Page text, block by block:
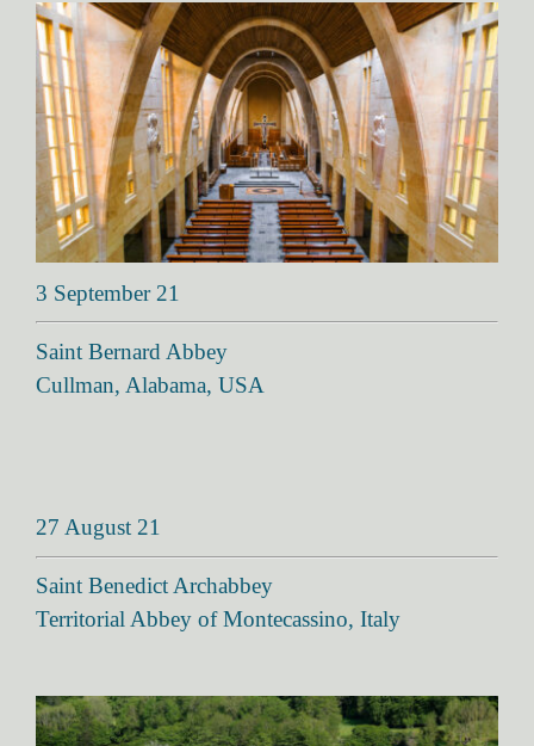
3 September 21
Saint Bernard Abbey
Cullman, Alabama, USA
27 August 21
Saint Benedict Archabbey
Territorial Abbey of Montecassino, Italy